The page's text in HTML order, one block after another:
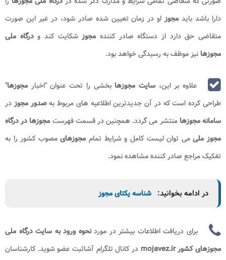
دارا باشد باید مجوزاو در زمان تعیین شده صادر شود، در غیر این صورت
متقاضی حق دارد از دستگاه صادر کننده مجوزشکایت کند ودرگاه ملی
مجوزها نیز موظف به رسیدگی خواهد بود.
علاوه بر این،سایت مجوزها بخشی را تحت عنوان "اخبار مجوزها"
طراحی کرده است که در آن جدیدترین اطلاعیه های مربوط بهصدور مجوزدر
سامانه مجوزها منتشر می گردد. همچنین در قسمت فهرست مجوزها در درگاه
​مجوز ملیمی توان لیست کامل و شرایط تمام مجوزهایمصوب کشور را به
تفکیک مراجع صادر کننده مشاهده نمود.
در ادامه بخوانید: شناسه یکتای مجوز
برای دریافت اطلاعات بیشتر در مورد نحوه ورود به سایت درگاه ملی
مجوزهای کشورmojavez.ir در کانال تلگرام آشاثبت عضو شوید. کارشناسان